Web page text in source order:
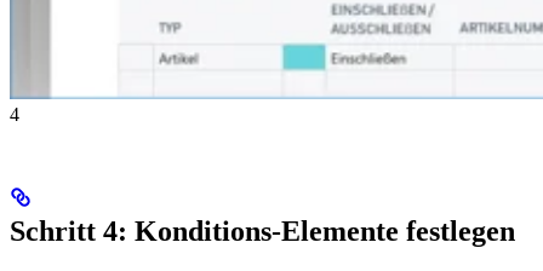
4
Schritt 4: Konditions-Elemente festlegen